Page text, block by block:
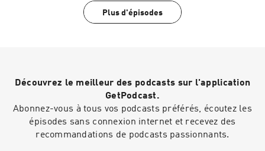
ilustração de Carlos Paes.See
omnystudio.com/listener for privacy
Plus d'épisodes
Découvrez le meilleur des podcasts sur l'application
GetPodcast.
Abonnez-vous à tous vos podcasts préférés, écoutez les
épisodes sans connexion internet et recevez des
recommandations de podcasts passionnants.